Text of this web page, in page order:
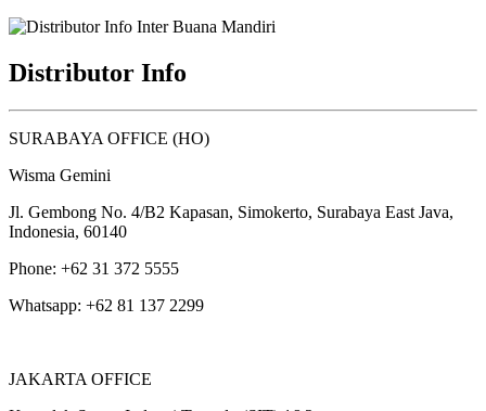
Distributor Info
SURABAYA OFFICE (HO)
Wisma Gemini
Jl. Gembong No. 4/B2 Kapasan, Simokerto, Surabaya East Java,
Indonesia, 60140
Phone: +62 31 372 5555
Whatsapp: +62 81 137 2299
JAKARTA OFFICE